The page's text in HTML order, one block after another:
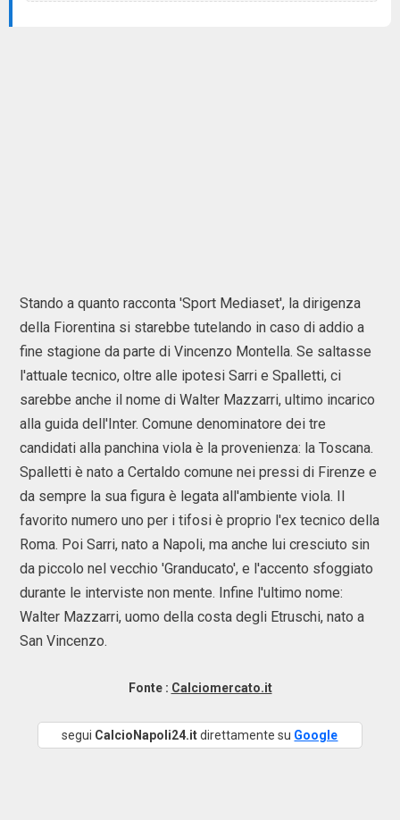
Stando a quanto racconta 'Sport Mediaset', la dirigenza
della Fiorentina si starebbe tutelando in caso di addio a
fine stagione da parte di Vincenzo Montella. Se saltasse
l'attuale tecnico, oltre alle ipotesi Sarri e Spalletti, ci
sarebbe anche il nome di Walter Mazzarri, ultimo incarico
alla guida dell'Inter. Comune denominatore dei tre
candidati alla panchina viola è la provenienza: la Toscana.
Spalletti è nato a Certaldo comune nei pressi di Firenze e
da sempre la sua figura è legata all'ambiente viola. Il
favorito numero uno per i tifosi è proprio l'ex tecnico della
Roma. Poi Sarri, nato a Napoli, ma anche lui cresciuto sin
da piccolo nel vecchio 'Granducato', e l'accento sfoggiato
durante le interviste non mente. Infine l'ultimo nome:
Walter Mazzarri, uomo della costa degli Etruschi, nato a
San Vincenzo.
Fonte : Calciomercato.it
segui CalcioNapoli24.itdirettamente su Google